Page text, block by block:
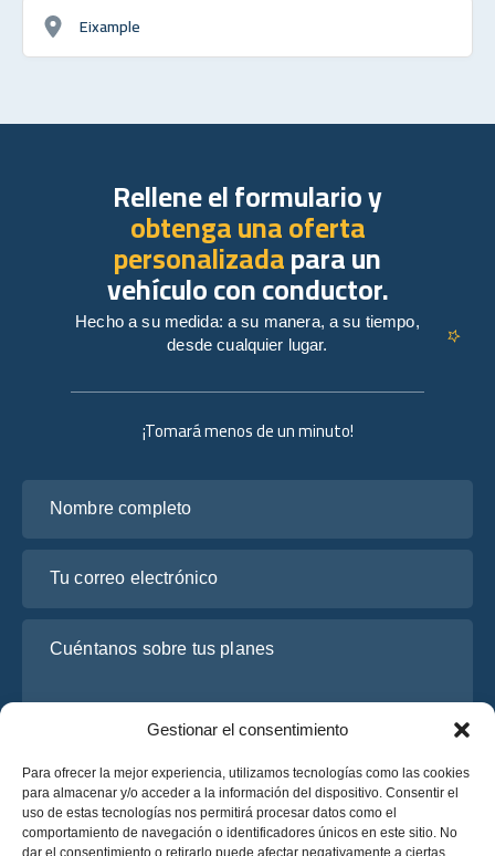
Gestionar el consentimiento
Para ofrecer la mejor experiencia, utilizamos tecnologías como las cookies
para almacenar y/o acceder a la información del dispositivo. Consentir el
uso de estas tecnologías nos permitirá procesar datos como el
comportamiento de navegación o identificadores únicos en este sitio. No
dar el consentimiento o retirarlo puede afectar negativamente a ciertas
Eixample
¡Tomará menos de un minuto!
Rellene el formulario y
obtenga una oferta
personalizadapara un
vehículo con conductor.
Hecho a su medida: a su manera, a su tiempo,
desde cualquier lugar.